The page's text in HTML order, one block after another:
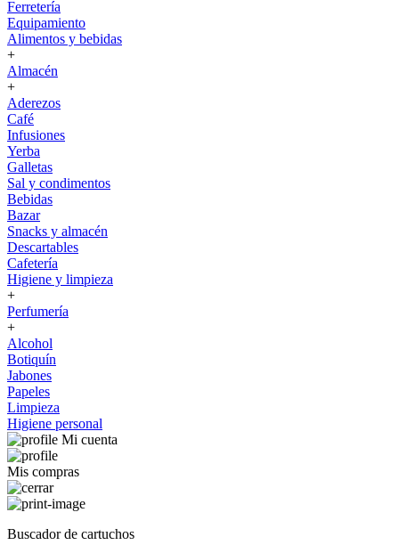
Ferretería
Equipamiento
Alimentos y bebidas
+
Almacén
+
Aderezos
Café
Infusiones
Yerba
Galletas
Sal y condimentos
Bebidas
Bazar
Snacks y almacén
Descartables
Cafetería
Higiene y limpieza
+
Perfumería
+
Alcohol
Botiquín
Jabones
Papeles
Limpieza
Higiene personal
Mi cuenta
Mis compras
Buscador de cartuchos